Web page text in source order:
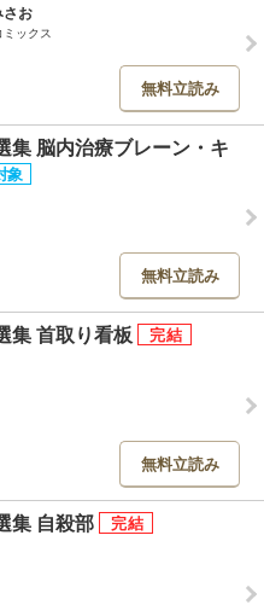
さお
ミックス
無料立読み
集 脳内治療ブレーン・キ
無料立読み
集 首取り看板
無料立読み
集 自殺部